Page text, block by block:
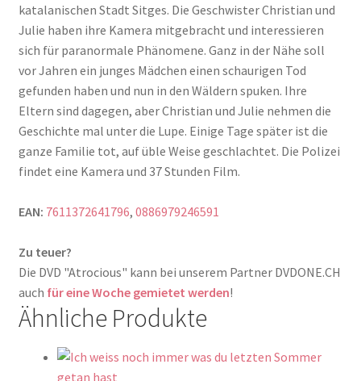
katalanischen Stadt Sitges. Die Geschwister Christian und
Julie haben ihre Kamera mitgebracht und interessieren
sich für paranormale Phänomene. Ganz in der Nähe soll
vor Jahren ein junges Mädchen einen schaurigen Tod
gefunden haben und nun in den Wäldern spuken. Ihre
Eltern sind dagegen, aber Christian und Julie nehmen die
Geschichte mal unter die Lupe. Einige Tage später ist die
ganze Familie tot, auf üble Weise geschlachtet. Die Polizei
findet eine Kamera und 37 Stunden Film.
EAN: 7611372641796, 0886979246591
Zu teuer?
Die DVD "Atrocious" kann bei unserem Partner DVDONE.CH
auch für eine Woche gemietet werden!
Ähnliche Produkte